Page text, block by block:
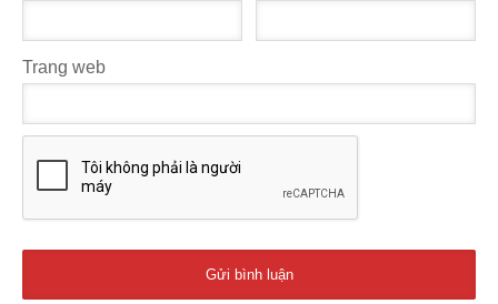
Trang web